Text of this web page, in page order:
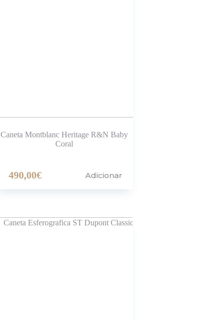
Caneta Montblanc Heritage R&N Baby
Coral
490,00€ Adicionar